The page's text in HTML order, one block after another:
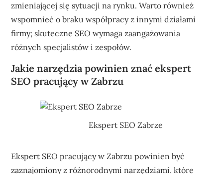
zmieniającej się sytuacji na rynku. Warto również
wspomnieć o braku współpracy z innymi działami
firmy; skuteczne SEO wymaga zaangażowania
różnych specjalistów i zespołów.
Jakie narzędzia powinien znać ekspert
SEO pracujący w Zabrzu
Ekspert SEO Zabrze
Ekspert SEO pracujący w Zabrzu powinien być
zaznajomiony z różnorodnymi narzędziami, które